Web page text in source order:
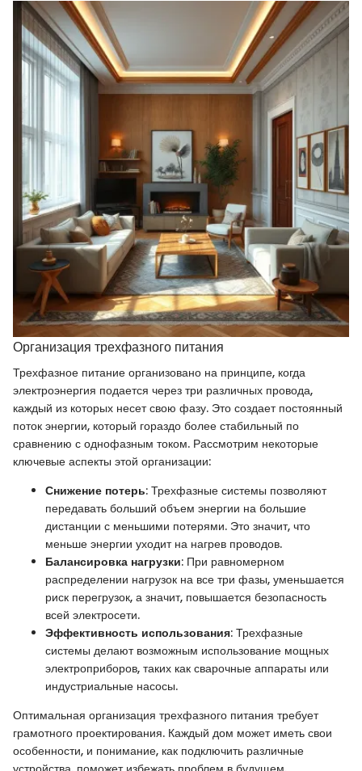
Организация трехфазного питания
Трехфазное питание организовано на принципе, когда
электроэнергия подается через три различных провода,
каждый из которых несет свою фазу. Это создает постоянный
поток энергии, который гораздо более стабильный по
сравнению с однофазным током. Рассмотрим некоторые
ключевые аспекты этой организации:
Снижение потерь: Трехфазные системы позволяют
передавать больший объем энергии на большие
дистанции с меньшими потерями. Это значит, что
меньше энергии уходит на нагрев проводов.
Балансировка нагрузки: При равномерном
распределении нагрузок на все три фазы, уменьшается
риск перегрузок, а значит, повышается безопасность
всей электросети.
Эффективность использования: Трехфазные
системы делают возможным использование мощных
электроприборов, таких как сварочные аппараты или
индустриальные насосы.
Оптимальная организация трехфазного питания требует
грамотного проектирования. Каждый дом может иметь свои
особенности, и понимание, как подключить различные